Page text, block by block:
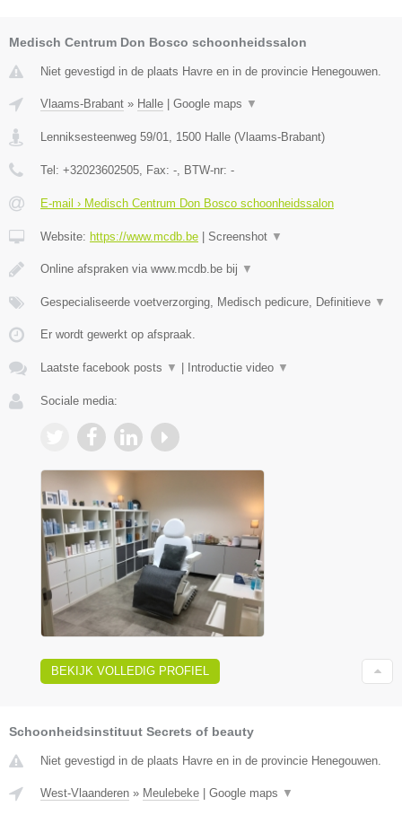
Medisch Centrum Don Bosco schoonheidssalon
Niet gevestigd in de plaats Havre en in de provincie Henegouwen.
Vlaams-Brabant » Halle | Google maps ▼
Lenniksesteenweg 59/01 1500 Halle (Vlaams-Brabant)
Tel: +32023602505 , Fax: - , BTW-nr: -
E-mail › Medisch Centrum Don Bosco schoonheidssalon
Website: https://www.mcdb.be | Screenshot ▼
Online afspraken via www.mcdb.be bij ▼
Gespecialiseerde voetverzorging, Medisch pedicure, Definitieve ▼
Er wordt gewerkt op afspraak.
Laatste facebook posts ▼ | Introductie video ▼
Sociale media:
BEKIJK VOLLEDIG PROFIEL
Schoonheidsinstituut Secrets of beauty
Niet gevestigd in de plaats Havre en in de provincie Henegouwen.
West-Vlaanderen » Meulebeke Google maps ▼